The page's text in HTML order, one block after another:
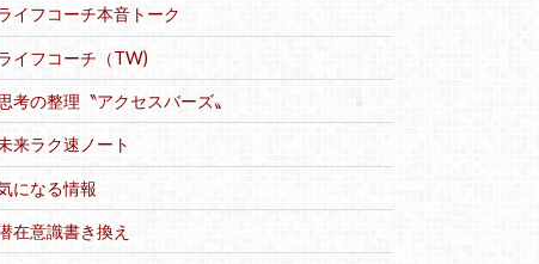
イフコーチ本音トーク
イフコーチ（TW)
考の整理〝アクセスバーズ〟
来ラク速ノート
になる情報
在意識書き換え